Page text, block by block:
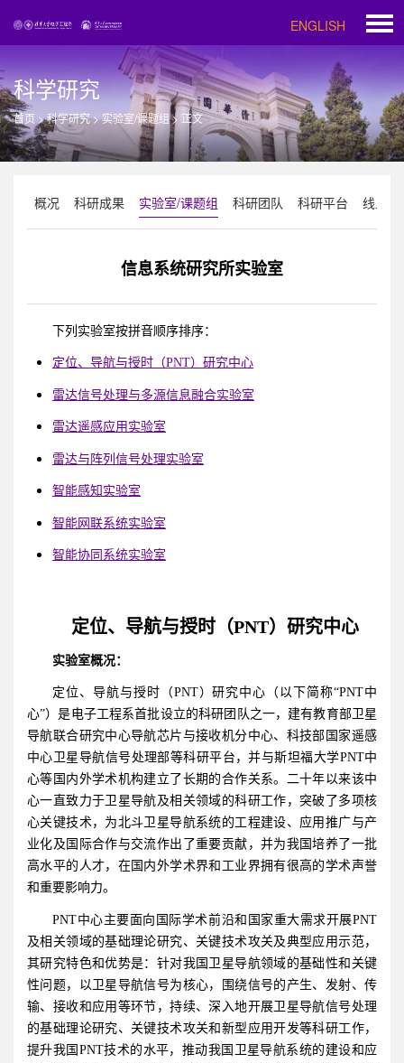
ENGLISH
科学研究
首页 >科学研究>实验室/课题组> 正文
概况 科研成果 实验室/课题组 科研团队 科研平台 线上科
信息系统研究所实验室
下列实验室按拼音顺序排序：
定位、导航与授时（PNT）研究中心
雷达信号处理与多源信息融合实验室
雷达遥感应用实验室
雷达与阵列信号处理实验室
智能感知实验室
智能网联系统实验室
智能协同系统实验室
定位、导航与授时（PNT）研究中心
实验室概况：
定位、导航与授时（PNT）研究中心（以下简称“PNT中
心”）是电子工程系首批设立的科研团队之一，建有教育部卫星
导航联合研究中心导航芯片与接收机分中心、科技部国家遥感
中心卫星导航信号处理部等科研平台，并与斯坦福大学PNT中
心等国内外学术机构建立了长期的合作关系。二十年以来该中
心一直致力于卫星导航及相关领域的科研工作，突破了多项核
心关键技术，为北斗卫星导航系统的工程建设、应用推广与产
业化及国际合作与交流作出了重要贡献，并为我国培养了一批
高水平的人才，在国内外学术界和工业界拥有很高的学术声誉
和重要影响力。
PNT中心主要面向国际学术前沿和国家重大需求开展PNT
及相关领域的基础理论研究、关键技术攻关及典型应用示范，
其研究特色和优势是：针对我国卫星导航领域的基础性和关键
性问题，以卫星导航信号为核心，围绕信号的产生、发射、传
输、接收和应用等环节，持续、深入地开展卫星导航信号处理
的基础理论研究、关键技术攻关和新型应用开发等科研工作，
提升我国PNT技术的水平，推动我国卫星导航系统的建设和应